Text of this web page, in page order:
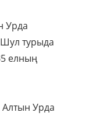
Урда
турыда
елның
Урда